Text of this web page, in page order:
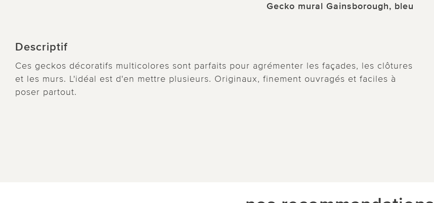
Gecko mural Gainsborough, bleu
Descriptif
Ces geckos décoratifs multicolores sont parfaits pour agrémenter les façades, les clôtures
et les murs. L'idéal est d'en mettre plusieurs. Originaux, finement ouvragés et faciles à
poser partout.